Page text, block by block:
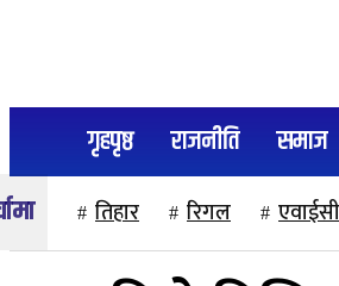
गृहपृष्ठ राजनीति समाज
तिहार रिगल